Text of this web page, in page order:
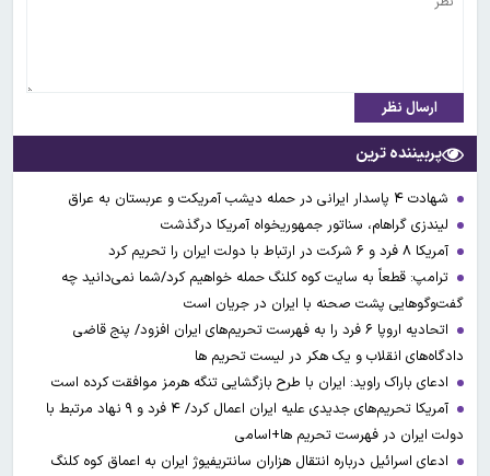
ارسال نظر
پربیننده ترین
شهادت ۴ پاسدار ایرانی در حمله دیشب آمریکت و عربستان به عراق
لیندزی گراهام، سناتور جمهوریخواه آمریکا درگذشت
آمریکا ۸ فرد و ۶ شرکت در ارتباط با دولت ایران را تحریم کرد
ترامپ: قطعاً به سایت کوه کلنگ حمله خواهیم کرد/شما نمی‌دانید چه
گفت‌وگوهایی پشت صحنه با ایران در جریان است
اتحادیه اروپا ۶ فرد را به فهرست تحریم‌های ایران افزود/ پنج قاضی
دادگاه‌های انقلاب و یک هکر در لیست تحریم ها
ادعای باراک راوید: ایران با طرح بازگشایی تنگه هرمز موافقت کرده است
آمریکا تحریم‌های جدیدی علیه ایران اعمال کرد/ ۴ فرد و ۹ نهاد مرتبط با
دولت ایران در فهرست تحریم ها+اسامی
ادعای اسرائیل درباره انتقال هزاران سانتریفیوژ ایران به اعماق کوه کلنگ